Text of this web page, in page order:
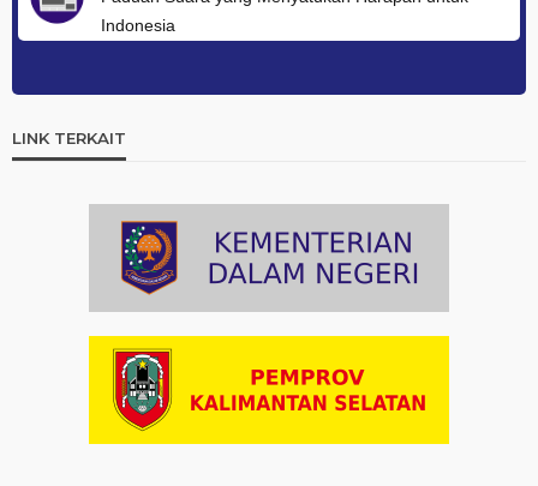
Indonesia
Makna Keberagaman
Profil Enam Pemuka Agama Pembaca Doa
Kebangsaan di Monas
Staf Khusus Menteri Investasi dan Hilirisasi/BKPM:
Investasi Inklusif Dimulai dari Mengubah Cara
Pandang terhadap Penyandang Disabilitas
Artikel 31-07-2026 12:09
LINK TERKAIT